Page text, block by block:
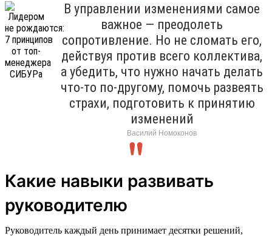
В управлении изменениями самое
важное — преодолеть
сопротивление. Но не сломать его,
действуя против всего коллектива,
а убедить, что нужно начать делать
что-то по-другому, помочь развеять
страхи, подготовить к принятию
изменений
Василий Номоконов
Какие навыки развивать
руководителю
Руководитель каждый день принимает десятки решений,